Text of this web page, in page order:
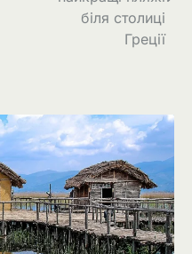
біля столиці
Греції